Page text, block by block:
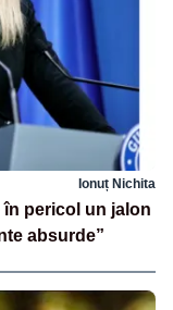
Ionuț Nichita
în pericol un jalon
absurde”